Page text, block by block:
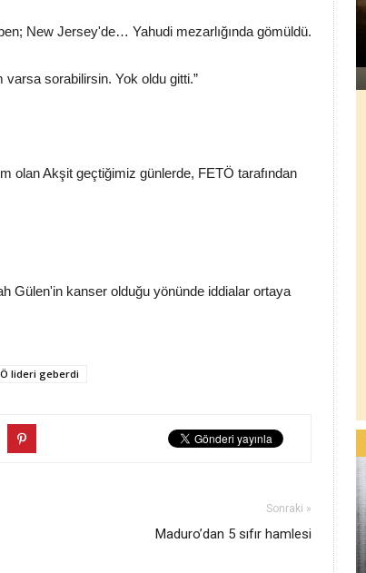
New Jersey'de… Yahudi mezarlığında gömüldü.
varsa sorabilirsin. Yok oldu gitti.”
olan Akşit geçtiğimiz günlerde, FETÖ tarafından
Gülen'in kanser olduğu yönünde iddialar ortaya
lideri geberdi
Sonraki »
Maduro’dan 5 sıfır hamlesi